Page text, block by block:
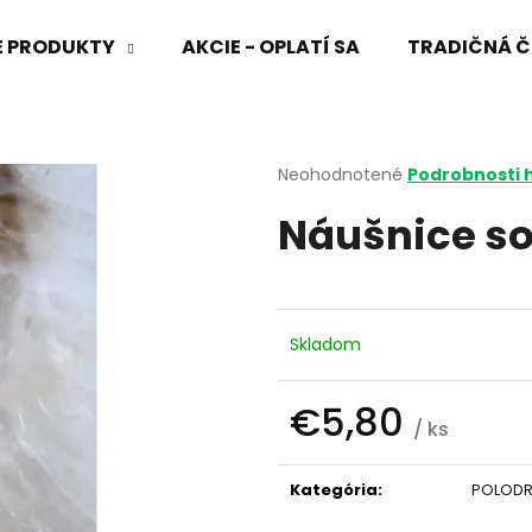
PRODUKTY AKCIE - OPLATÍ SA TRADIČNÁ
Priemerné
produktu
je
5
hviezdičiek.
Neohodnotené Podrobnosti
Náušnice
Skladom
€5,80 / ks
cena:
Kategória:
HĽADAŤ